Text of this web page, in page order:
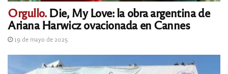
Orgullo.Die, My Love: la obra argentina de
Ariana Harwicz ovacionada en Cannes
19 de mayo de 2025